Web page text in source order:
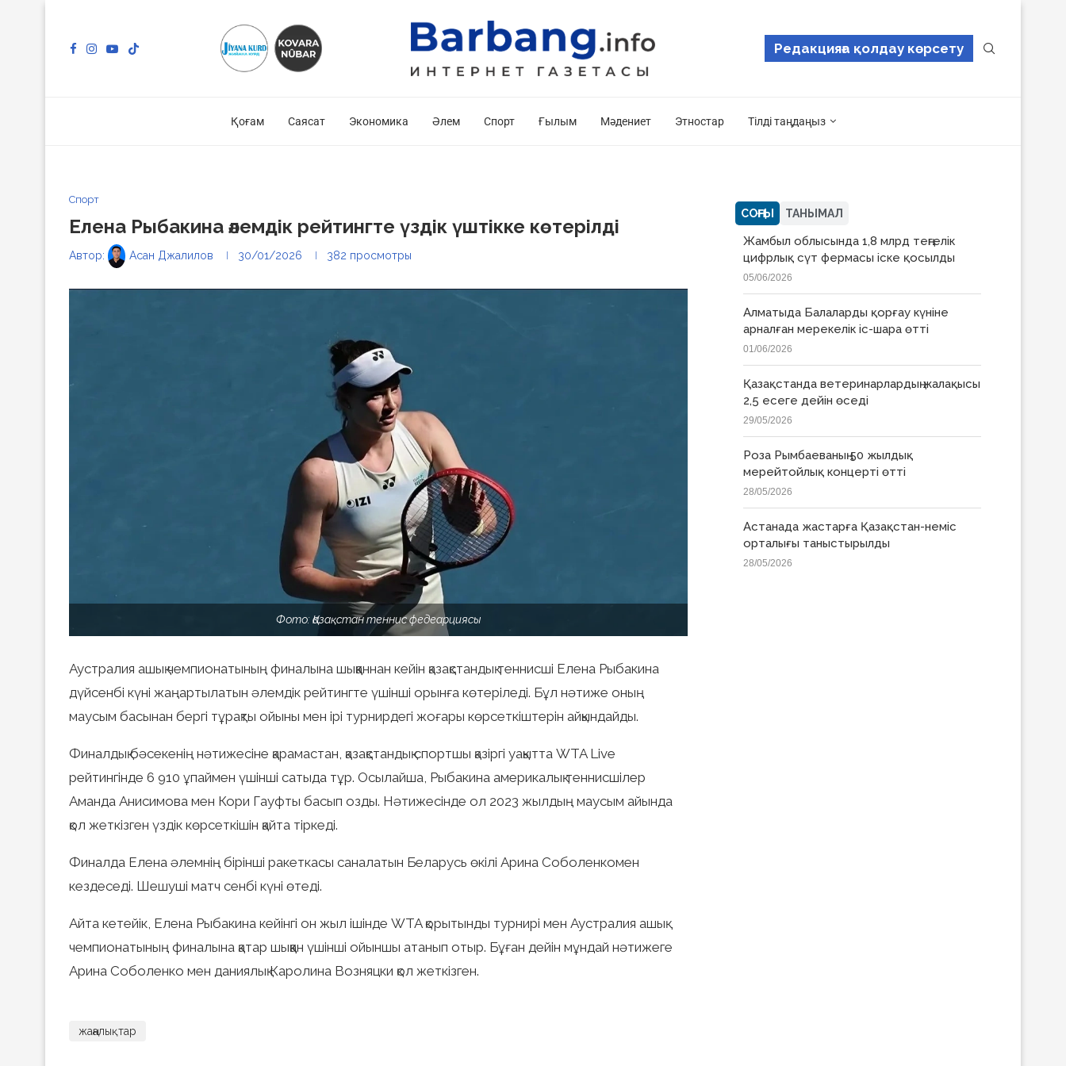
Редакцияға қолдау көрсету
Қоғам Саясат Экономика Әлем Спорт Ғылым Мәдениет Этностар Тілді таңдаңыз
Спорт
Елена Рыбакина әлемдік рейтингте үздік үштікке көтерілді
Автор: Асан Джалилов 30/01/2026 382 просмотры
Фото: Қазақстан теннис федеарциясы
Аустралия ашық чемпионатының финалына шыққаннан кейін қазақстандық теннисші Елена Рыбакина
дүйсенбі күні жаңартылатын әлемдік рейтингте үшінші орынға көтеріледі. Бұл нәтиже оның
маусым басынан бергі тұрақты ойыны мен ірі турнирдегі жоғары көрсеткіштерін айқындайды.
Финалдық бәсекенің нәтижесіне қарамастан, қазақстандық спортшы қазіргі уақытта WTA Live
рейтингінде 6 910 ұпаймен үшінші сатыда тұр. Осылайша, Рыбакина америкалық теннисшілер
Аманда Анисимова мен Кори Гауфты басып озды. Нәтижесінде ол 2023 жылдың маусым айында
қол жеткізген үздік көрсеткішін қайта тіркеді.
Финалда Елена әлемнің бірінші ракеткасы саналатын Беларусь өкілі Арина Соболенкомен
кездеседі. Шешуші матч сенбі күні өтеді.
Айта кетейік, Елена Рыбакина кейінгі он жыл ішінде WTA қорытынды турнирі мен Аустралия ашық
чемпионатының финалына қатар шыққан үшінші ойыншы атанып отыр. Бұған дейін мұндай нәтижеге
Арина Соболенко мен даниялық Каролина Возняцки қол жеткізген.
жаңалықтар
СОҢҒЫ ТАНЫМАЛ
Жамбыл облысында 1,8 млрд теңгелік
цифрлық сүт фермасы іске қосылды
05/06/2026
Алматыда Балаларды қорғау күніне
арналған мерекелік іс-шара өтті
01/06/2026
Қазақстанда ветеринарлардың жалақысы
2,5 есеге дейін өседі
29/05/2026
Роза Рымбаеваның 50 жылдық
мерейтойлық концерті өтті
28/05/2026
Астанада жастарға Қазақстан-неміс
орталығы таныстырылды
28/05/2026